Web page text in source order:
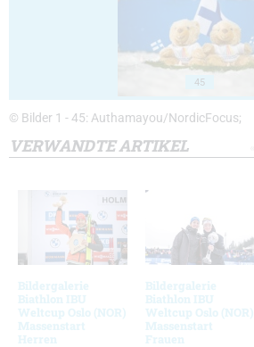
45
© Bilder 1 - 45: Authamayou/NordicFocus;
VERWANDTE ARTIKEL
Bildergalerie
Biathlon IBU
Weltcup Oslo (NOR)
Massenstart
Herren
Bildergalerie
Biathlon IBU
Weltcup Oslo (NOR)
Massenstart
Frauen